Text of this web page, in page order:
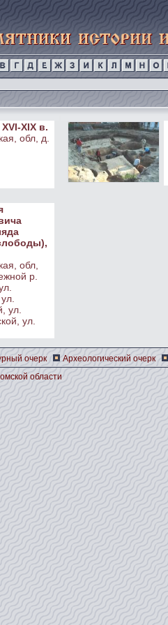
XIX в.
обл, д.
обл,
р.
ул.
ул.
очерк Археологический очерк
области